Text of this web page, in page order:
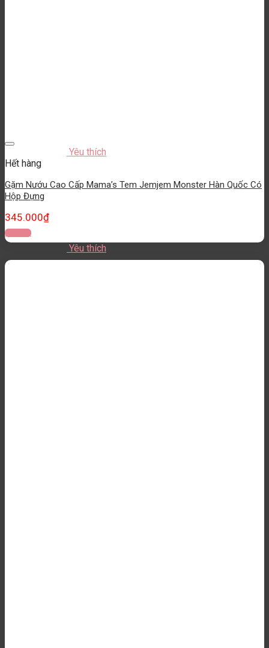
Yêu thích
Hết hàng
Gặm Nướu Cao Cấp Mama’s Tem Jemjem Monster Hàn Quốc Có
Hộp Đựng
345.000₫
Đọc tiếp
Yêu thích